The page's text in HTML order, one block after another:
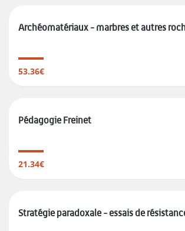
Archéomatériaux - marbres et autres
53.36€
Pédagogie Freinet
21.34€
Stratégie paradoxale - essais de